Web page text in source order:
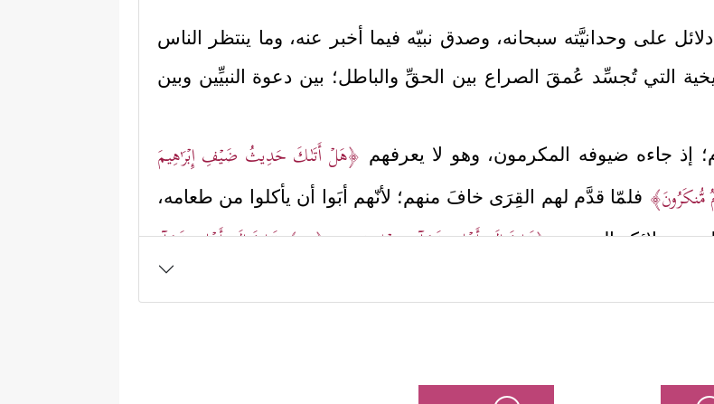
على وحدانيَّته سبحانه، وصدق نبيّه فيما أخبر عنه، وما ينتظر الناس
التي تُجسِّد عُمقَ الصراع بين الحقِّ والباطل؛ بين دعوة النبيِّين وبين
؛ إذ جاءه ضيوفه المكرمون، وهو لا يعرفهم ﴿هَلۡ أَتَىٰكَ حَدِیثُ ضَیۡفِ إِبۡرَ ٰ⁠هِیمَ
مُّنكَرُونَ﴾ فلمّا قدَّم لهم القِرَى خافَ منهم؛ لأنّهم أبَوا أن يأكلوا من طعامه،
هم ملائكة الرحمن﴿فَرَاغَ إِلَىٰۤ أَهۡلِهِۦ فَجَاۤءَ بِعِجۡلࣲ سَمِینࣲ﴿٢٦﴾
فَرَاغَ إِلَىٰۤ أَهۡلِهِۦ فَجَاۤءَ
بِغُلَـٰمٍ عَلِیمࣲ﴾